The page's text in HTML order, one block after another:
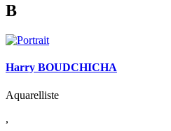
B
Harry BOUDCHICHA
Aquarelliste
,